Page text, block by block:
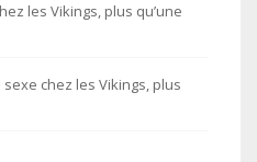
les Vikings, plus qu’une
sexe chez les Vikings, plus